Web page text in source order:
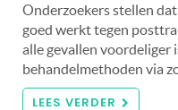
Onderzoekers stellen
goed werkt tegen
alle gevallen voordeliger
behandelmethoden via
LEES VERDER